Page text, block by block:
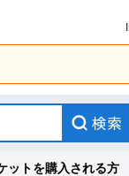
ットを購入される方